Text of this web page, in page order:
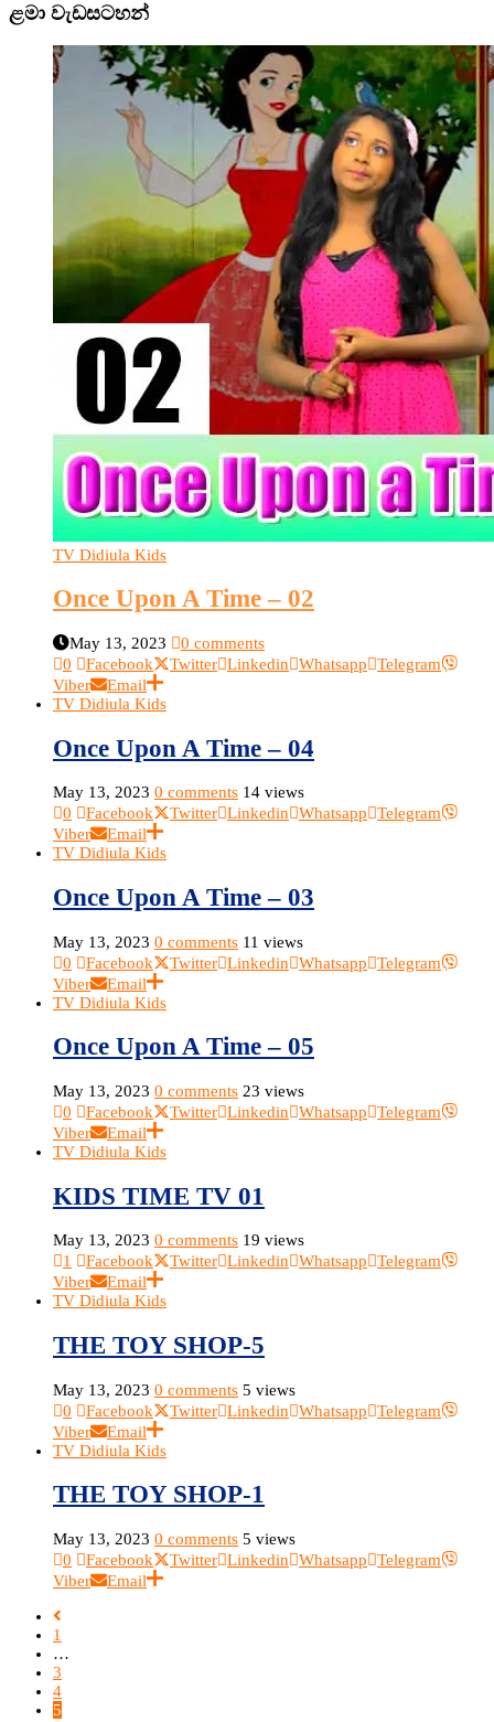
ළමා වැඩසටහන්
TV Didiula Kids
Once Upon A Time – 02
May 13, 2023
0 comments
0
Facebook Twitter Linkedin Whatsapp
Telegram
Viber
Email
TV Didiula Kids
Once Upon A Time – 04
May 13, 2023 0 comments 14 views
0
Facebook Twitter Linkedin Whatsapp
Telegram
Viber
Email
TV Didiula Kids
Once Upon A Time – 03
May 13, 2023 0 comments 11 views
0
Facebook Twitter Linkedin Whatsapp
Telegram
Viber
Email
TV Didiula Kids
Once Upon A Time – 05
May 13, 2023 0 comments 23 views
0
Facebook Twitter Linkedin Whatsapp
Telegram
Viber
Email
TV Didiula Kids
KIDS TIME TV 01
May 13, 2023 0 comments 19 views
1
Facebook Twitter Linkedin Whatsapp
Telegram
Viber
Email
TV Didiula Kids
THE TOY SHOP-5
May 13, 2023 0 comments 5 views
0
Facebook Twitter Linkedin Whatsapp
Telegram
Viber
Email
TV Didiula Kids
THE TOY SHOP-1
May 13, 2023 0 comments 5 views
0
Facebook Twitter Linkedin Whatsapp
Telegram
Viber
Email
1
…
3
4
5